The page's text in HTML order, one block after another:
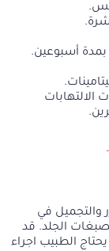
بمدة أسبوعين.
الالتهابات
والتجميل في
تصبغات الجلد. قد
15 إلى 30 دقيقة وقد يحتاج الطبيب اجراء